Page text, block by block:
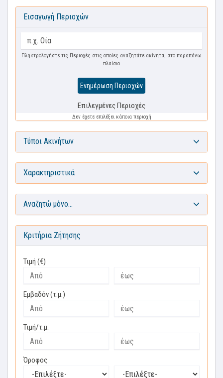
Εισαγωγή Περιοχών
Πληκτρολογήστε τις Περιοχές στις οποίες αναζητάτε ακίνητα, στο παραπάνω
πλαίσιο
Ενημέρωση Περιοχών
Επιλεγμένες Περιοχές
Δεν έχετε επιλέξει κάποια περιοχή
Τύποι Ακινήτων
Χαρακτηριστικά
Αναζητώ μόνο...
Κριτήρια Ζήτησης
Τιμή (€)
Εμβαδόν (τ.μ.)
Τιμή/τ.μ.
Όροφος